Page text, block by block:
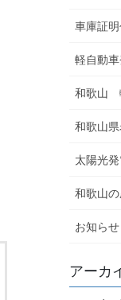
車庫証
軽自動
和歌山
和歌山
太陽光
和歌山
お知らせ
アーカ